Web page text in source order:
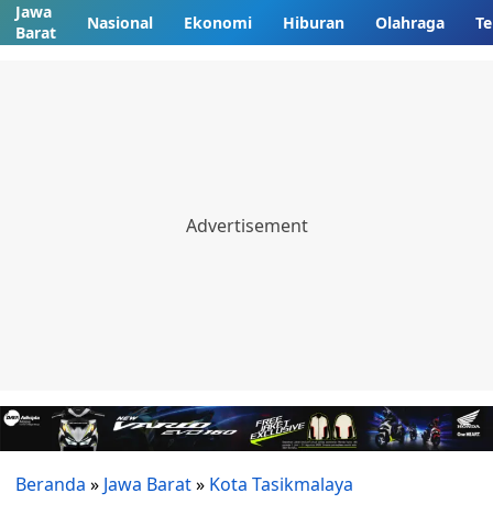
Jawa
Barat
Nasional Ekonomi Hiburan Olahraga
Beranda » Jawa Barat» Kota Tasikmalaya